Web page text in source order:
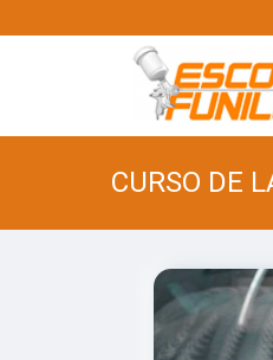
CURSO DE